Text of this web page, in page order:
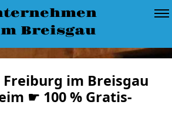
Breisgau
Freiburg im Breisgau
☛ 100 % Gratis-